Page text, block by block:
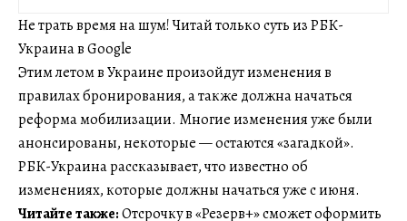
Не трать время на шум! Читай только суть из РБК-
Украина в Google
Этим летом в Украине произойдут изменения в
правилах бронирования, а также должна начаться
реформа мобилизации. Многие изменения уже были
анонсированы, некоторые — остаются «загадкой».
РБК-Украина рассказывает, что известно об
изменениях, которые должны начаться уже с июня.
Читайте также:Отсрочку в «Резерв+» сможет оформить